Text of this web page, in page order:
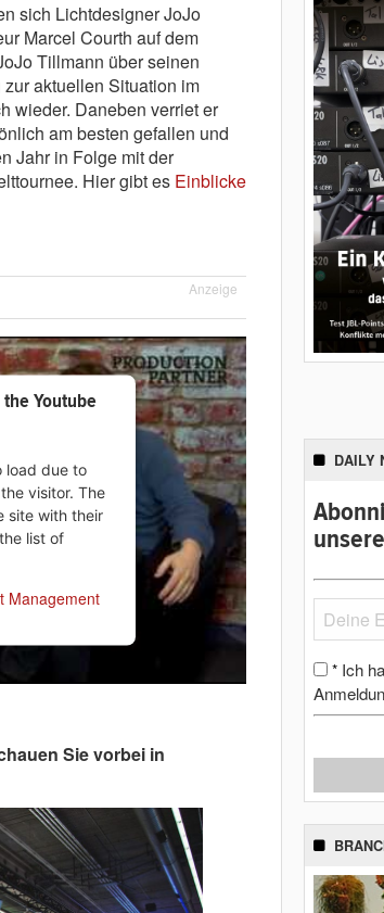
sich Lichtdesigner JoJo
Marcel Courth auf dem
Tillmann über seinen
aktuellen Situation im
wieder. Daneben verriet er
am besten gefallen und
Jahr in Folge mit der
Hier gibt es Einblicke
Anzeige
Youtube
load due to
visitor. The
site with their
list of
Management
Sie vorbei in
DAILY
* Ich